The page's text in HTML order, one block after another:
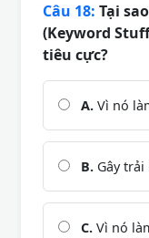
Câu 18: Tại
(Keyword
tiêu cực?
A. Vì nó
B. Gây
C. Vì nó